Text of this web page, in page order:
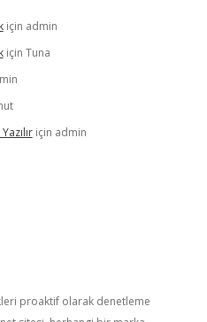
için admin
için Tuna
için admin
proaktif olarak denetleme